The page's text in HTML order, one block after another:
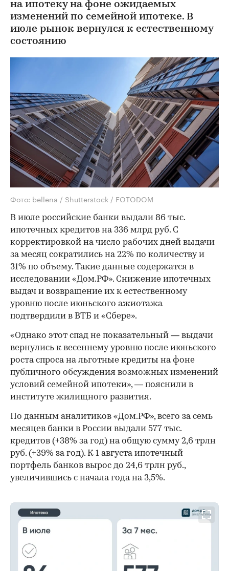
на ипотеку на фоне ожидаемых
изменений по семейной ипотеке. В
июле рынок вернулся к естественному
состоянию
Фото: bellena / Shutterstock / FOTODOM
В июле российские банки выдали 86 тыс.
ипотечных кредитов на 336 млрд руб. С
корректировкой на число рабочих дней выдачи
за месяц сократились на 22% по количеству и
31% по объему. Такие данные содержатся в
исследовании «Дом.РФ». Снижение ипотечных
выдач и возвращение их к естественному
уровню после июньского ажиотажа
подтвердили в ВТБ и «Сбере».
«Однако этот спад не показательный — выдачи
вернулись к весеннему уровню после июньского
роста спроса на льготные кредиты на фоне
публичного обсуждения возможных изменений
условий семейной ипотеки», — пояснили в
институте жилищного развития.
По данным аналитиков «Дом.РФ», всего за семь
месяцев банки в России выдали 577 тыс.
кредитов (+38% за год) на общую сумму 2,6 трлн
руб. (+39% за год). К 1 августа ипотечный
портфель банков вырос до 24,6 трлн руб.,
увеличившись с начала года на 3,5%.